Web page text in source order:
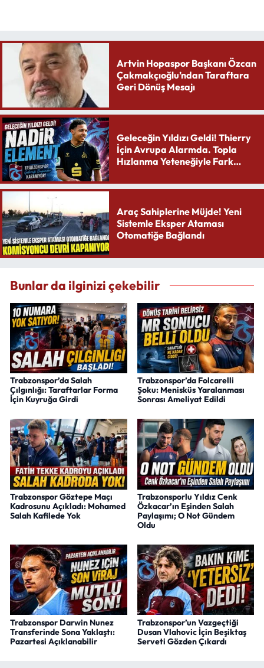
Artvin Hopaspor Başkanı Özcan
Çakmakçıoğlu’ndan Taraftara
Geri Dönüş Mesajı
Geleceğin Yıldızı Geldi! Thierry
İçin Avrupa Alarmda. Topla
Hızlanma Yeteneğiyle Fark
Araç Sahiplerine Müjde! Yeni
Sistemle Eksper Ataması
Otomatiğe Bağlandı
Bunlar da ilginizi çekebilir
Trabzonspor’da Salah
Çılgınlığı: Taraftarlar Forma
İçin Kuyruğa Girdi
Trabzonspor’da Folcarelli
Şoku: Menisküs Yaralanması
Sonrası Ameliyat Edildi
Trabzonspor Göztepe Maçı
Kadrosunu Açıkladı: Mohamed
Salah Kafilede Yok
Trabzonsporlu Yıldız Cenk
Özkacar’ın Eşinden Salah
Paylaşımı; O Not Gündem
Oldu
Trabzonspor Darwin Nunez
Transferinde Sona Yaklaştı:
Pazartesi Açıklanabilir
Trabzonspor’un Vazgeçtiği
Dusan Vlahovic İçin Beşiktaş
Serveti Gözden Çıkardı